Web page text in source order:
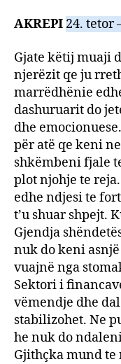
AKREPI 24. tetor
Gjate këtij muaji
njerëzit qe ju
marrëdhënie
dashuruarit do
dhe
për atë qe keni
shkëmbeni fjale
plot njohje te
edhe ndjesi te
t’u shuar shpejt.
Gjendja
nuk do keni
vuajnë nga
Sektori i
vëmendje dhe
stabilizohet. Ne
he nuk do
Gjithçka mund te